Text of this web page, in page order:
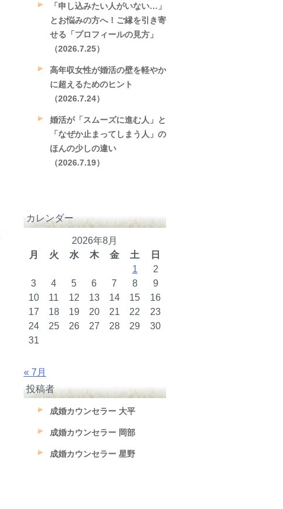
「申し込みたい人がいない…」
とお悩みの方へ！ご縁を引き寄
せる「プロフィールの見方」
（2026.7.25）
高年収女性が婚活の壁を軽やか
に超えるためのヒント
（2026.7.24）
婚活が「スムーズに進む人」と
「なぜか止まってしまう人」の
ほんの少しの違い
（2026.7.19）
カレンダー
2026年8月
月
火 水 木 金 土
日
1
2
3
4 5 6 7 8
9
10
11 12 13 14 15
16
17
18 19 20 21 22
23
24
25 26 27 28 29
30
31
« 7月
投稿者
成婚カウンセラー 大平
成婚カウンセラー 岡部
成婚カウンセラー 星野